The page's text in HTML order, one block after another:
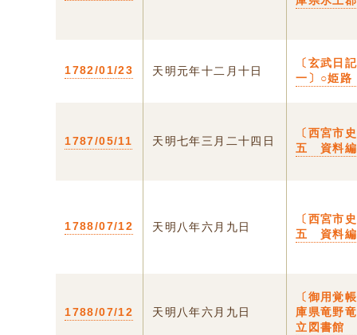
1782/01/23 天明元年十二月十日
〔玄武日
一〕○姫路
1787/05/11 天明七年三月二十四日
〔西宮
五 資料編
1788/07/12 天明八年六月九日
〔西宮
五 資料編
1788/07/12 天明八年六月九日
〔御用覚
庫県竜野
立図書館